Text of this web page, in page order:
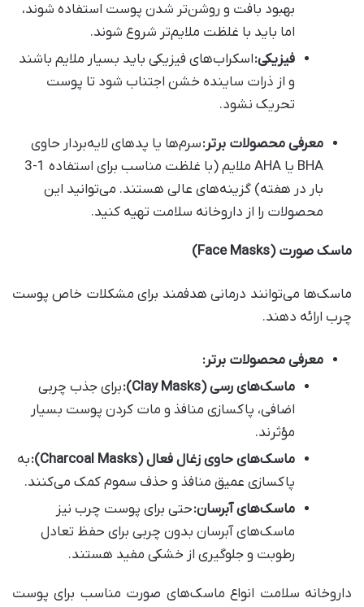
بهبود بافت و روشن‌تر شدن پوست استفاده شوند،
اما باید با غلظت ملایم‌تر شروع شوند.
فیزیکی:اسکراب‌های فیزیکی باید بسیار ملایم باشند
و از ذرات ساینده خشن اجتناب شود تا پوست
تحریک نشود.
معرفی محصولات برتر:سرم‌ها یا پدهای لایه‌بردار حاوی
BHA یا AHA ملایم (با غلظت مناسب برای استفاده 1-3
بار در هفته) گزینه‌های عالی هستند. می‌توانید این
محصولات را از داروخانه سلامت تهیه کنید.
ماسک صورت(Face Masks)
ماسک‌ها می‌توانند درمانی هدفمند برای مشکلات خاص پوست
چرب ارائه دهند.
معرفی محصولات برتر:
ماسک‌های رسی(Clay Masks):
برای جذب چربی
اضافی، پاکسازی منافذ و مات کردن پوست بسیار
مؤثرند.
ماسک‌های حاوی زغال فعال(Charcoal Masks):
به
پاکسازی عمیق منافذ و حذف سموم کمک می‌کنند.
ماسک‌های آبرسان:حتی برای پوست چرب نیز
ماسک‌های آبرسان بدون چربی برای حفظ تعادل
رطوبت و جلوگیری از خشکی مفید هستند.
داروخانه سلامت انواع ماسک‌های صورت مناسب برای پوست